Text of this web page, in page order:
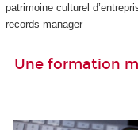
patrimoine culturel
records manager
Une formation